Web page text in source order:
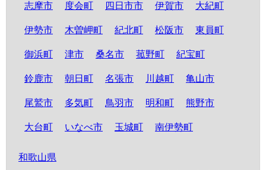
志摩市
度会町 四日市市 伊賀市 大紀町
伊勢市 木曽岬町 紀北町 松阪市 東員町
御浜町 津市 桑名市 菰野町 紀宝町
鈴鹿市 朝日町 名張市 川越町 亀山市
尾鷲市 多気町 鳥羽市 明和町 熊野市
大台町 いなべ市 玉城町 南伊勢町
和歌山県